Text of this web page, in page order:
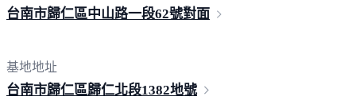
台南市歸仁區中山路一段62號對面
基地地址
台南市歸仁區歸仁北段1382地號